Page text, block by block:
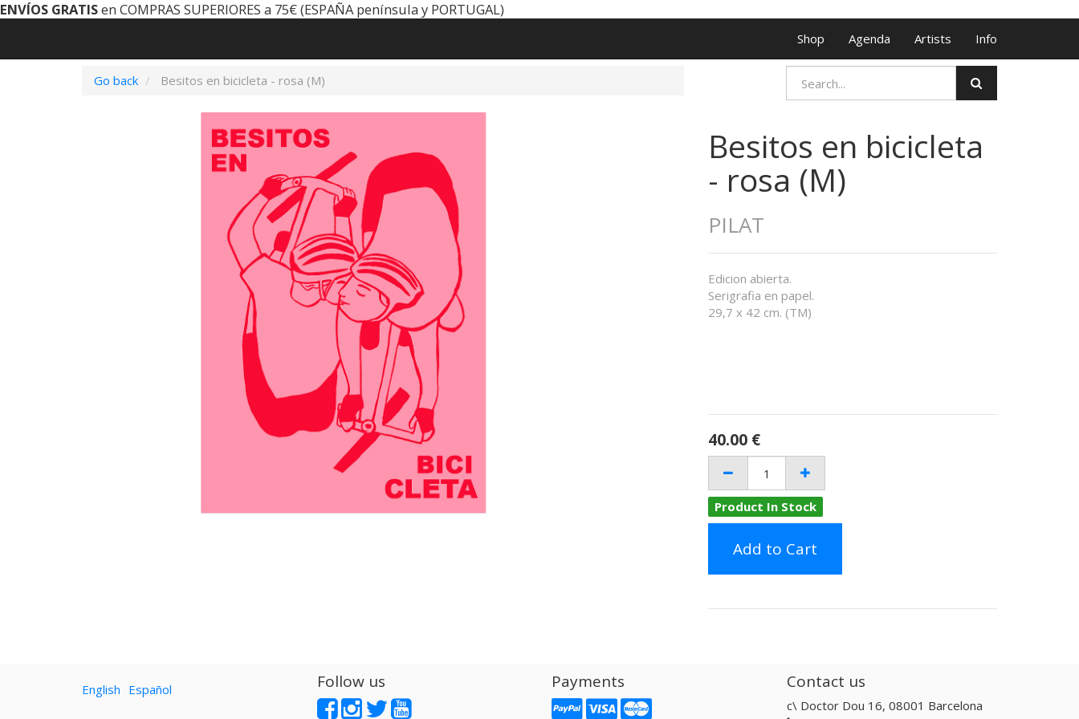
ENVÍOS GRATISen COMPRAS SUPERIORES a 75€ (ESPAÑA península y PORTUGAL)
Shop Agenda Artists Info
Go back Besitos en bicicleta - rosa (M)
Besitos en bicicleta
- rosa (M)
PILAT
Edicion abierta.
Serigrafia en papel.
29,7 x 42 cm. (TM)
40.00 €
Product In Stock
Add to Cart
English Español Follow us Payments Contact us
c\ Doctor Dou 16, 08001 Barcelona